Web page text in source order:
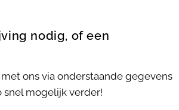
nodig, of een
ons via onderstaande gegevens
snel mogelijk verder!